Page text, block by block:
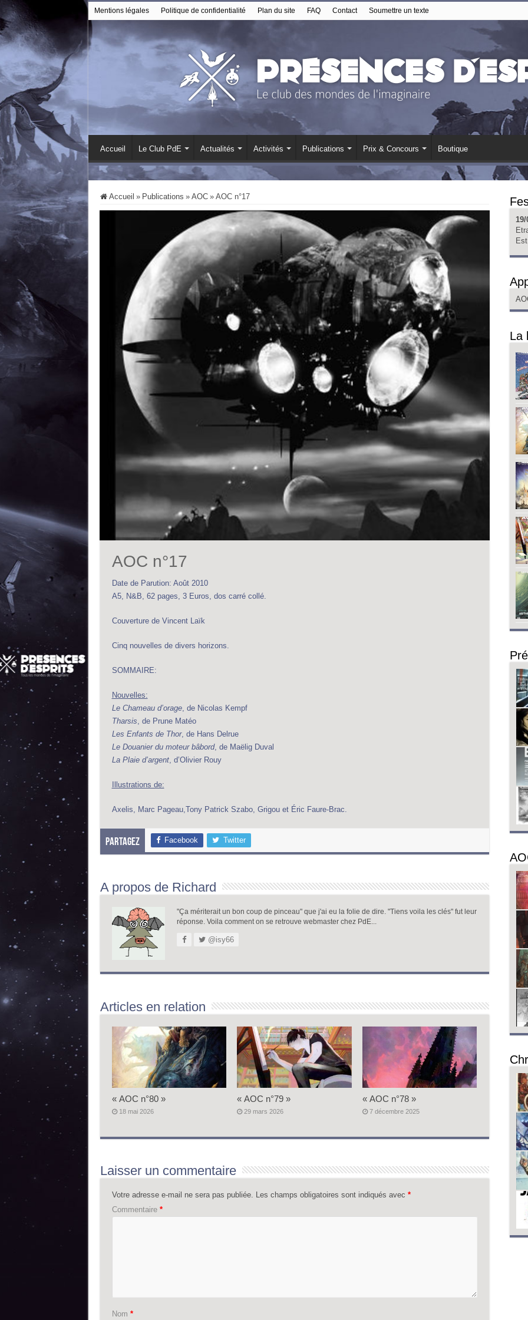
Mentions légales Politique de confidentialité Plan du site FAQ Contact Soumettre un texte
Accueil Le Club PdE Actualités Activités Publications Prix & Concours Boutique
Accueil » Publications » AOC » AOC n°17
AOC n°17
Date de Parution: Août 2010
A5, N&B, 62 pages, 3 Euros, dos carré collé.
Couverture de Vincent Laïk
Cinq nouvelles de divers horizons.
SOMMAIRE:
Nouvelles:
Le Chameau d’orage, de Nicolas Kempf
Tharsis, de Prune Matéo
Les Enfants de Thor, de Hans Delrue
Le Douanier du moteur bâbord, de Maëlig Duval
La Plaie d’argent, d’Olivier Rouy
Illustrations de:
Axelis, Marc Pageau,Tony Patrick Szabo, Grigou et Éric Faure-Brac.
Partagez Facebook Twitter
A propos de Richard
"Ça mériterait un bon coup de pinceau" que j'ai eu la folie de dire. "Tiens voila les clés" fut leur
réponse. Voila comment on se retrouve webmaster chez PdE...
@isy66
Articles en relation
« AOC n°80 »
18 mai 2026
« AOC n°79 »
29 mars 2026
« AOC n°78 »
7 décembre 2025
Laisser un commentaire
Votre adresse e-mail ne sera pas publiée. Les champs obligatoires sont indiqués avec *
Commentaire *
Nom *
19/
Est
La